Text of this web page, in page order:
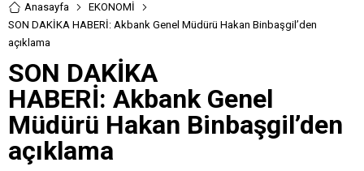
Anasayfa
EKONOMİ
SON DAKİKA HABERİ: Akbank Genel Müdürü Hakan Binbaşgil’den
açıklama
SON DAKİKA
HABERİ: Akbank Genel
Müdürü Hakan Binbaşgil’den
açıklama